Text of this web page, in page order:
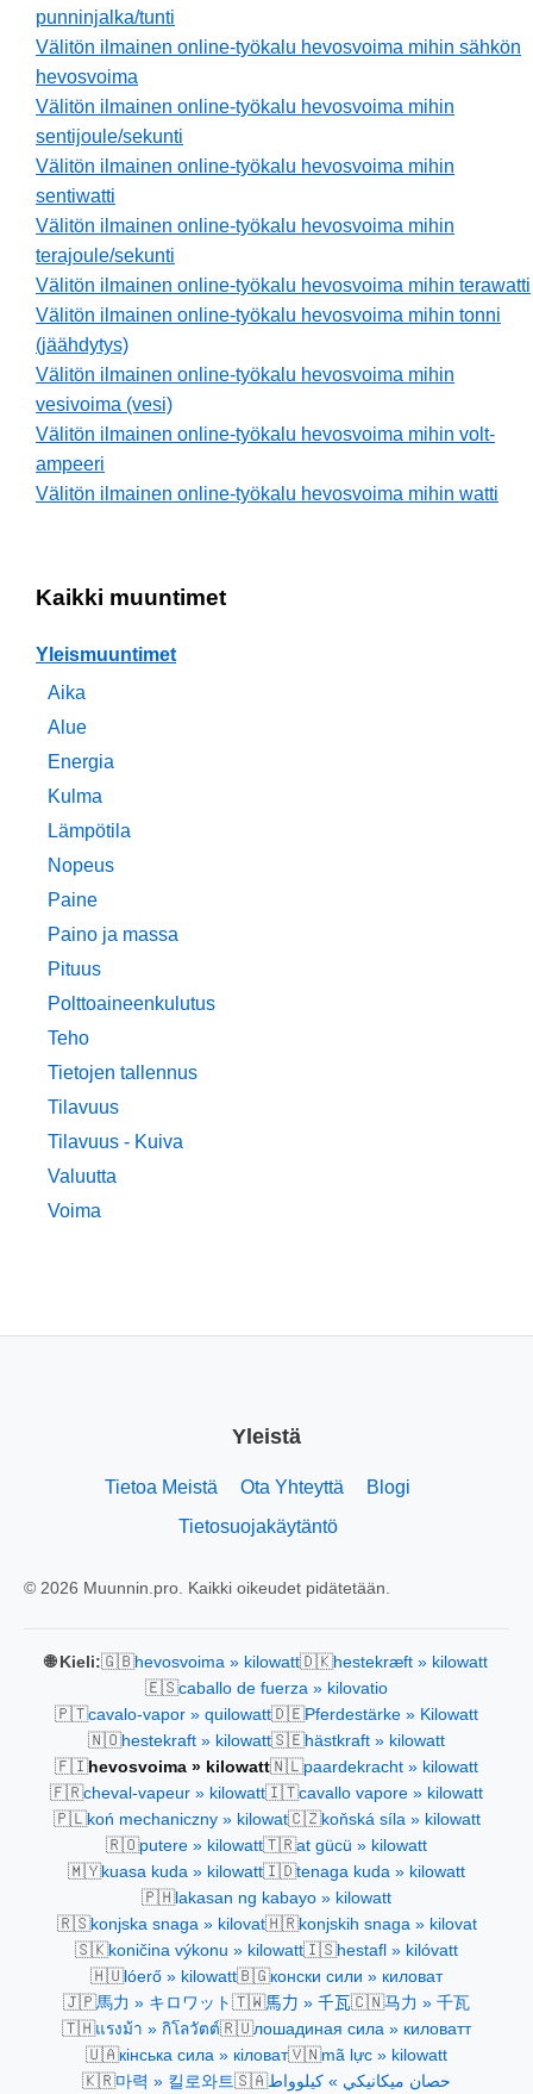
punninjalka/tunti
Välitön ilmainen online-työkalu hevosvoima mihin sähkön
hevosvoima
Välitön ilmainen online-työkalu hevosvoima mihin
sentijoule/sekunti
Välitön ilmainen online-työkalu hevosvoima mihin
sentiwatti
Välitön ilmainen online-työkalu hevosvoima mihin
terajoule/sekunti
Välitön ilmainen online-työkalu hevosvoima mihin terawatti
Välitön ilmainen online-työkalu hevosvoima mihin tonni
(jäähdytys)
Välitön ilmainen online-työkalu hevosvoima mihin
vesivoima (vesi)
Välitön ilmainen online-työkalu hevosvoima mihin volt-
ampeeri
Välitön ilmainen online-työkalu hevosvoima mihin watti
Kaikki muuntimet
Yleismuuntimet
Aika
Alue
Energia
Kulma
Lämpötila
Nopeus
Paine
Paino ja massa
Pituus
Polttoaineenkulutus
Teho
Tietojen tallennus
Tilavuus
Tilavuus - Kuiva
Valuutta
Voima
Yleistä
Tietoa Meistä Ota Yhteyttä
Blogi
Tietosuojakäytäntö
© 2026 Muunnin.pro. Kaikki oikeudet pidätetään.
🌐 Kieli:🇬🇧hevosvoima » kilowatt🇩🇰hestekræft » kilowatt
🇪🇸caballo de fuerza » kilovatio
🇵🇹cavalo-vapor » quilowatt🇩🇪Pferdestärke » Kilowatt
🇳🇴hestekraft » kilowatt🇸🇪hästkraft » kilowatt
🇫🇮hevosvoima » kilowatt🇳🇱paardekracht » kilowatt
🇫🇷cheval-vapeur » kilowatt🇮🇹cavallo vapore » kilowatt
🇵🇱koń mechaniczny » kilowat🇨🇿koňská síla » kilowatt
🇷🇴putere » kilowatt🇹🇷at gücü » kilowatt
🇲🇾kuasa kuda » kilowatt🇮🇩tenaga kuda » kilowatt
🇵🇭lakasan ng kabayo » kilowatt
🇷🇸konjska snaga » kilovat🇭🇷konjskih snaga » kilovat
🇸🇰koničina výkonu » kilowatt🇮🇸hestafl » kilóvatt
🇭🇺lóerő » kilowatt🇧🇬конски сили » киловат
🇯🇵馬力 » キロワット 🇹🇼馬力 » 千瓦🇨🇳马力 » 千瓦
🇹🇭แรงม้า » กิโลวัตต์🇷🇺лошадиная сила » киловатт
🇺🇦кінська сила » кіловат🇻🇳mã lực » kilowatt
🇰🇷마력 » 킬로와트🇸🇦حصان ميكانيكي » كيلوواط